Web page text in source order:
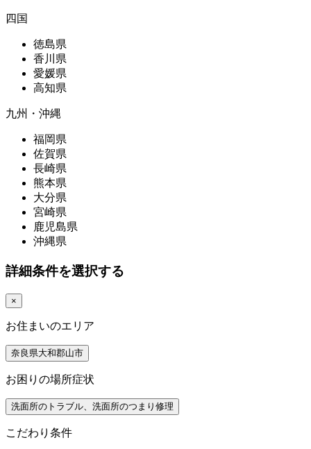
四国
徳島県
香川県
愛媛県
高知県
九州・沖縄
福岡県
佐賀県
長崎県
熊本県
大分県
宮崎県
鹿児島県
沖縄県
詳細条件を選択する
×
お住まいのエリア
奈良県大和郡山市
お困りの場所症状
洗面所のトラブル、洗面所のつまり修理
こだわり条件